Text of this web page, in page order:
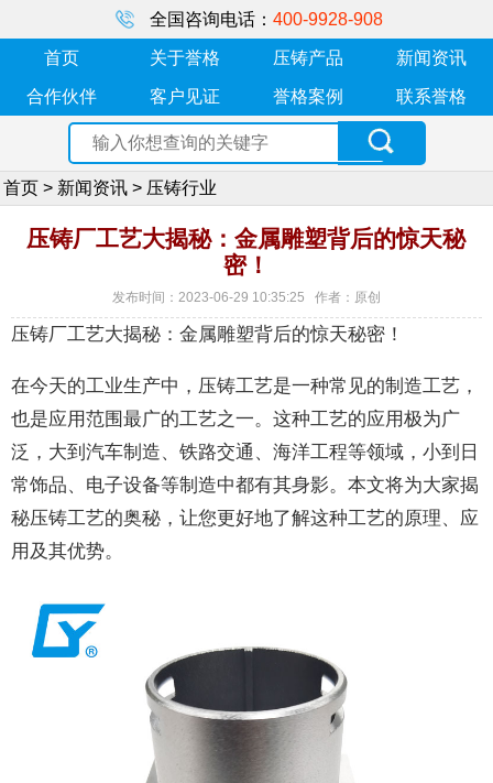
全国咨询电话： 400-9928-908
首页 关于誉格 压铸产品 新闻资讯
合作伙伴 客户见证 誉格案例 联系誉格
首页 > 新闻资讯 > 压铸行业
压铸厂工艺大揭秘：金属雕塑背后的惊天秘
密！
发布时间：2023-06-29 10:35:25 作者：原创
压铸厂工艺大揭秘：金属雕塑背后的惊天秘密！
在今天的工业生产中，压铸工艺是一种常见的制造工艺，
也是应用范围最广的工艺之一。这种工艺的应用极为广
泛，大到汽车制造、铁路交通、海洋工程等领域，小到日
常饰品、电子设备等制造中都有其身影。本文将为大家揭
秘压铸工艺的奥秘，让您更好地了解这种工艺的原理、应
用及其优势。